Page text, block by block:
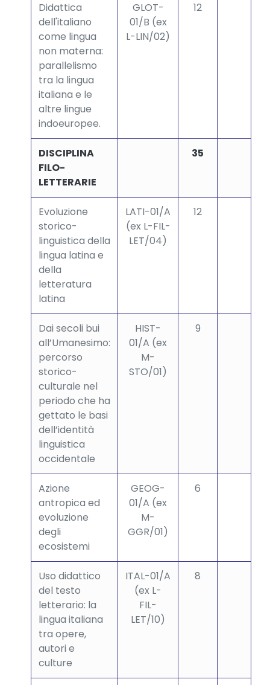
Didattica
dell'italiano
come lingua
non materna:
parallelismo
tra la lingua
italiana e le
altre lingue
indoeuropee.
GLOT-
01/B (ex
L-LIN/02)
12
DISCIPLINA
FILO-
LETTERARIE
35
Evoluzione
storico-
linguistica della
lingua latina e
della
letteratura
latina
LATI-01/A
(ex L-FIL-
LET/04)
12
Dai secoli bui
all’Umanesimo:
percorso
storico-
culturale nel
periodo che ha
gettato le basi
dell’identità
linguistica
occidentale
HIST-
01/A (ex
M-
STO/01)
9
Azione
antropica ed
evoluzione
degli
ecosistemi
GEOG-
01/A (ex
M-
GGR/01)
6
Uso didattico
del testo
letterario: la
lingua italiana
tra opere,
autori e
culture
ITAL-01/A
(ex L-
FIL-
LET/10)
8